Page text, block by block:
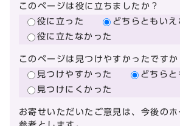
このページは役に立ちましたか？
役に立った
どちらともいえ
役に立たなかった
このページは見つけやすかったですか
見つけやすかった
どちらと
見つけにくかった
お寄せいただいたご意見は、今後の